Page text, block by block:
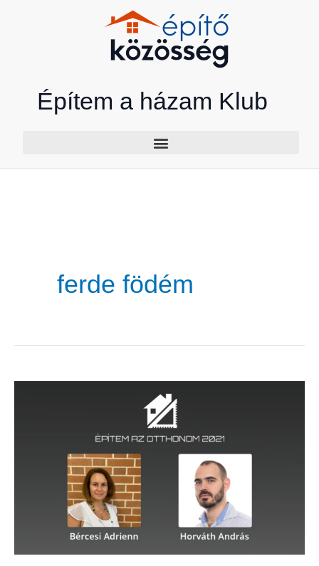
Építem a házam Klub
ferde födém
előírások
fényében
2.